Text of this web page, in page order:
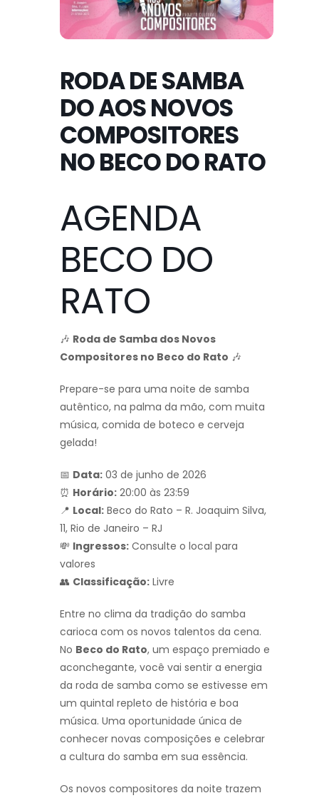
RODA DE SAMBA
DO AOS NOVOS
COMPOSITORES
NO BECO DO RATO
AGENDA
BECO DO
RATO
🎶 Roda de Samba dos Novos
Compositores no Beco do Rato 🎶
Prepare-se para uma noite de samba
autêntico, na palma da mão, com muita
música, comida de boteco e cerveja
gelada!
📅 Data: 03 de junho de 2026
⏰ Horário: 20:00 às 23:59
📍 Local: Beco do Rato – R. Joaquim Silva,
11, Rio de Janeiro – RJ
💸 Ingressos: Consulte o local para
valores
👥 Classificação: Livre
Entre no clima da tradição do samba
carioca com os novos talentos da cena.
No Beco do Rato, um espaço premiado e
aconchegante, você vai sentir a energia
da roda de samba como se estivesse em
um quintal repleto de história e boa
música. Uma oportunidade única de
conhecer novas composições e celebrar
a cultura do samba em sua essência.
Os novos compositores da noite trazem